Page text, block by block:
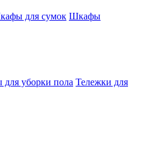
для сумок Шкафы
уборки пола Тележки для